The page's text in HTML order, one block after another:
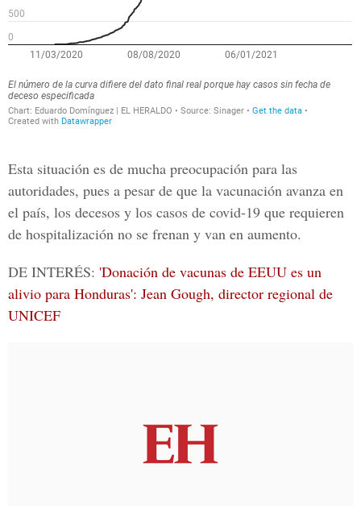
Esta situación es de mucha preocupación para las
autoridades, pues a pesar de que la vacunación avanza en
el país, los decesos y los casos de covid-19 que requieren
de hospitalización no se frenan y van en aumento.
DE INTERÉS: 'Donación de vacunas de EEUU es un
alivio para Honduras': Jean Gough, director regional de
UNICEF